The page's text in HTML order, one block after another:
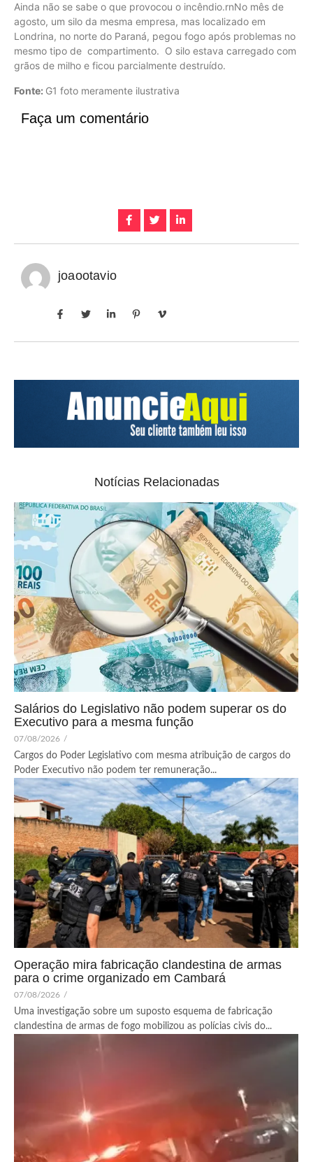
Ainda não se sabe o que provocou o incêndio.rnNo mês de
agosto, um silo da mesma empresa, mas localizado em
Londrina, no norte do Paraná, pegou fogo após problemas no
mesmo tipo de compartimento. O silo estava carregado com
grãos de milho e ficou parcialmente destruído.
Fonte: G1 foto meramente ilustrativa
Faça um comentário
joaootavio
Notícias Relacionadas
Salários do Legislativo não podem superar os do
Executivo para a mesma função
07/08/2026 /
Cargos do Poder Legislativo com mesma atribuição de cargos do
Poder Executivo não podem ter remuneração...
Operação mira fabricação clandestina de armas
para o crime organizado em Cambará
07/08/2026 /
Uma investigação sobre um suposto esquema de fabricação
clandestina de armas de fogo mobilizou as polícias civis do...